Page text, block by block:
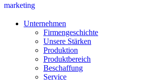
marketing
Unternehmen
Firmengeschichte
Unsere Stärken
Produktion
Produktbereich
Beschaffung
Service